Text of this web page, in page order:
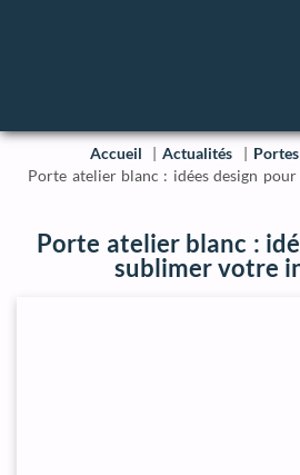
Accueil Actualités
Porte atelier blanc : idées design
Porte atelier blanc :
sublimer votre